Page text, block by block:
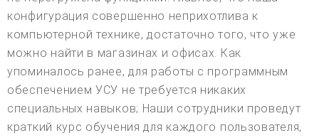
конфигурация совершенно неприхотлива к
компьютерной технике, достаточно того, что уже
можно найти в магазинах и офисах. Как
упоминалось ранее, для работы с программным
обеспечением УСУ не требуется никаких
специальных навыков; Наши сотрудники проведут
краткий курс обучения для каждого пользователя,